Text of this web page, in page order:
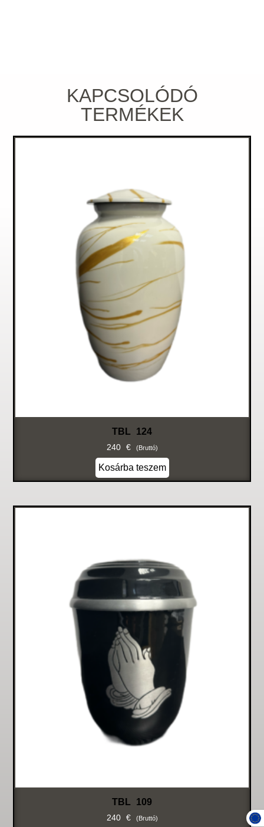
KAPCSOLÓDÓ
TERMÉKEK
TBL 124
240 € (bruttó)
Kosárba teszem
TBL 109
240 € (bruttó)